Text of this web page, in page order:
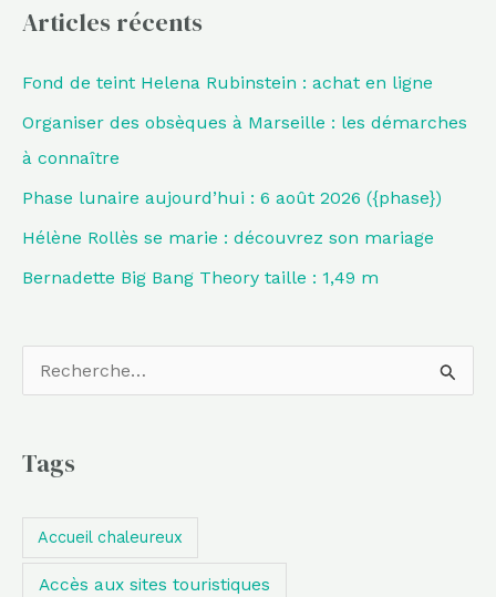
Articles récents
Fond de teint Helena Rubinstein : achat en ligne
Organiser des obsèques à Marseille : les démarches
à connaître
Phase lunaire aujourd’hui : 6 août 2026 ({phase})
Hélène Rollès se marie : découvrez son mariage
Bernadette Big Bang Theory taille : 1,49 m
e
r
Tags
Accueil chaleureux
Accès aux sites touristiques